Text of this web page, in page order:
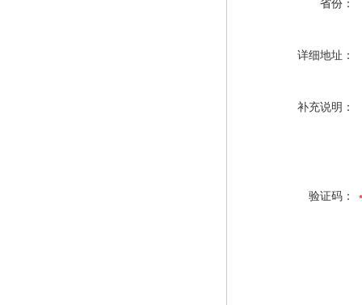
省份：
详细地址：
补充说明：
验证码：